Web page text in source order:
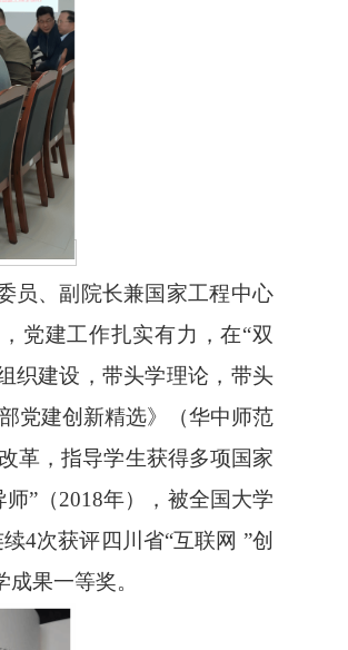
员、副院长兼国家工程中心
党建工作扎实有力，在“双
织建设，带头学理论，带头
党建创新精选》（华中师范
革，指导学生获得多项国家
”（2018年），被全国大学
4次获评四川省“互联网 ”创
果一等奖。